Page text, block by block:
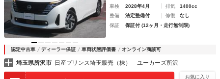
車検
2028年4月 排気
1400cc
整備
法定整備付 修復
なし
保証
保証付 (12ヶ月・走行無制限)
認定中古車 ディーラー保証 車両状態評価書 オンライン商談可
埼玉県所沢市 日産プリンス埼玉販売（株） ユーカーズ所沢
お気に入り